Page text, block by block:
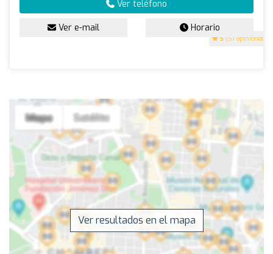
5 (51 opiniones)
Ver teléfono
Ver e-mail Horario
Ver resultados en el mapa